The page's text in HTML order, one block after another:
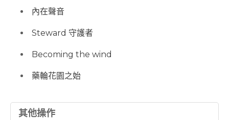
內在聲音
Steward 守護者
Becoming the wind
藥輪花園之始
其他操作